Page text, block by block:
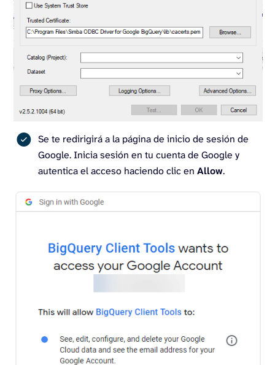
Se te redirigirá a la página de inicio de sesión de
Google. Inicia sesión en tu cuenta de Google y
autentica el acceso haciendo clic en Allow.